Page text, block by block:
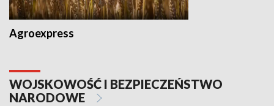
Agroexpress
WOJSKOWOŚĆ I BEZPIECZEŃSTWO
NARODOWE